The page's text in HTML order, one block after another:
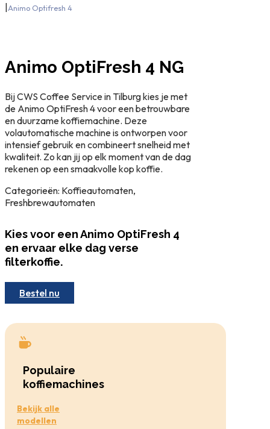
|Animo Optifresh 4
Animo OptiFresh 4 NG
Bij CWS Coffee Service in Tilburg kies je met
de Animo OptiFresh 4 voor een betrouwbare
en duurzame koffiemachine. Deze
volautomatische machine is ontworpen voor
intensief gebruik en combineert snelheid met
kwaliteit. Zo kan jij op elk moment van de dag
rekenen op een smaakvolle kop koffie.
Categorieën: Koffieautomaten,
Freshbrewautomaten
Kies voor een Animo OptiFresh 4
en ervaar elke dag verse
filterkoffie.
Bestel nu
Populaire
koffiemachines
Bekijk alle
modellen